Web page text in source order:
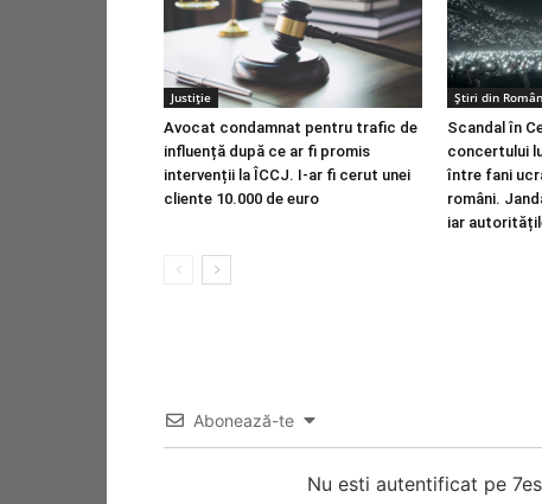
Justiție
Avocat condamnat pentru trafic de
influență după ce ar fi promis
intervenții la ÎCCJ. I-ar fi cerut unei
cliente 10.000 de euro
Știri din
Scandal în
concertului
între fani
români.
iar
Abonează-te
Nu esti autentificat pe